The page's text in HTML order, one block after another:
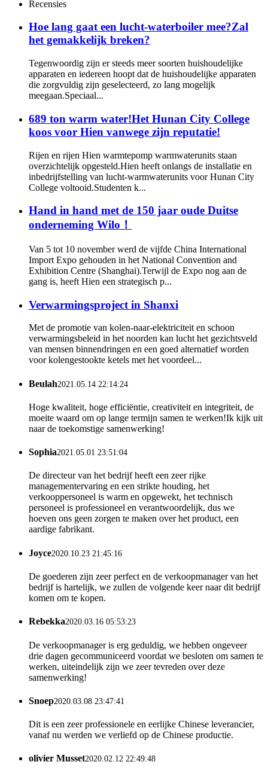
Recensies
Hoe lang gaat een lucht-waterboiler mee?Zal
het gemakkelijk breken?
Tegenwoordig zijn er steeds meer soorten huishoudelijke
apparaten en iedereen hoopt dat de huishoudelijke apparaten
die zorgvuldig zijn geselecteerd, zo lang mogelijk
meegaan.Speciaal...
689 ton warm water!Het Hunan City College
koos voor Hien vanwege zijn reputatie!
Rijen en rijen Hien warmtepomp warmwaterunits staan ​​
overzichtelijk opgesteld.Hien heeft onlangs de installatie en
inbedrijfstelling van lucht-warmwaterunits voor Hunan City
College voltooid.Studenten k...
Hand in hand met de 150 jaar oude Duitse
onderneming Wilo！
Van 5 tot 10 november werd de vijfde China International
Import Expo gehouden in het National Convention and
Exhibition Centre (Shanghai).Terwijl de Expo nog aan de
gang is, heeft Hien een strategisch p...
Verwarmingsproject in Shanxi
Met de promotie van kolen-naar-elektriciteit en schoon
verwarmingsbeleid in het noorden kan lucht het gezichtsveld
van mensen binnendringen en een goed alternatief worden
voor kolengestookte ketels met het voordeel...
Beulah2021.05.14 22:14:24
Hoge kwaliteit, hoge efficiëntie, creativiteit en integriteit, de
moeite waard om op lange termijn samen te werken!Ik kijk uit
naar de toekomstige samenwerking!
Sophia2021.05.01 23:51:04
De directeur van het bedrijf heeft een zeer rijke
managementervaring en een strikte houding, het
verkooppersoneel is warm en opgewekt, het technisch
personeel is professioneel en verantwoordelijk, dus we
hoeven ons geen zorgen te maken over het product, een
aardige fabrikant.
Joyce2020.10.23 21:45:16
De goederen zijn zeer perfect en de verkoopmanager van het
bedrijf is hartelijk, we zullen de volgende keer naar dit bedrijf
komen om te kopen.
Rebekka2020.03.16 05:53:23
De verkoopmanager is erg geduldig, we hebben ongeveer
drie dagen gecommuniceerd voordat we besloten om samen te
werken, uiteindelijk zijn we zeer tevreden over deze
samenwerking!
Snoep2020.03.08 23:47:41
Dit is een zeer professionele en eerlijke Chinese leverancier,
vanaf nu werden we verliefd op de Chinese productie.
olivier Musset2020.02.12 22:49:48